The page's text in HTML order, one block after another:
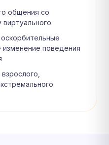
общения со
виртуального
поведения